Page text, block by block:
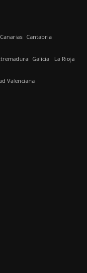
Canarias Cantabria
Galicia La Rioja
Valenciana